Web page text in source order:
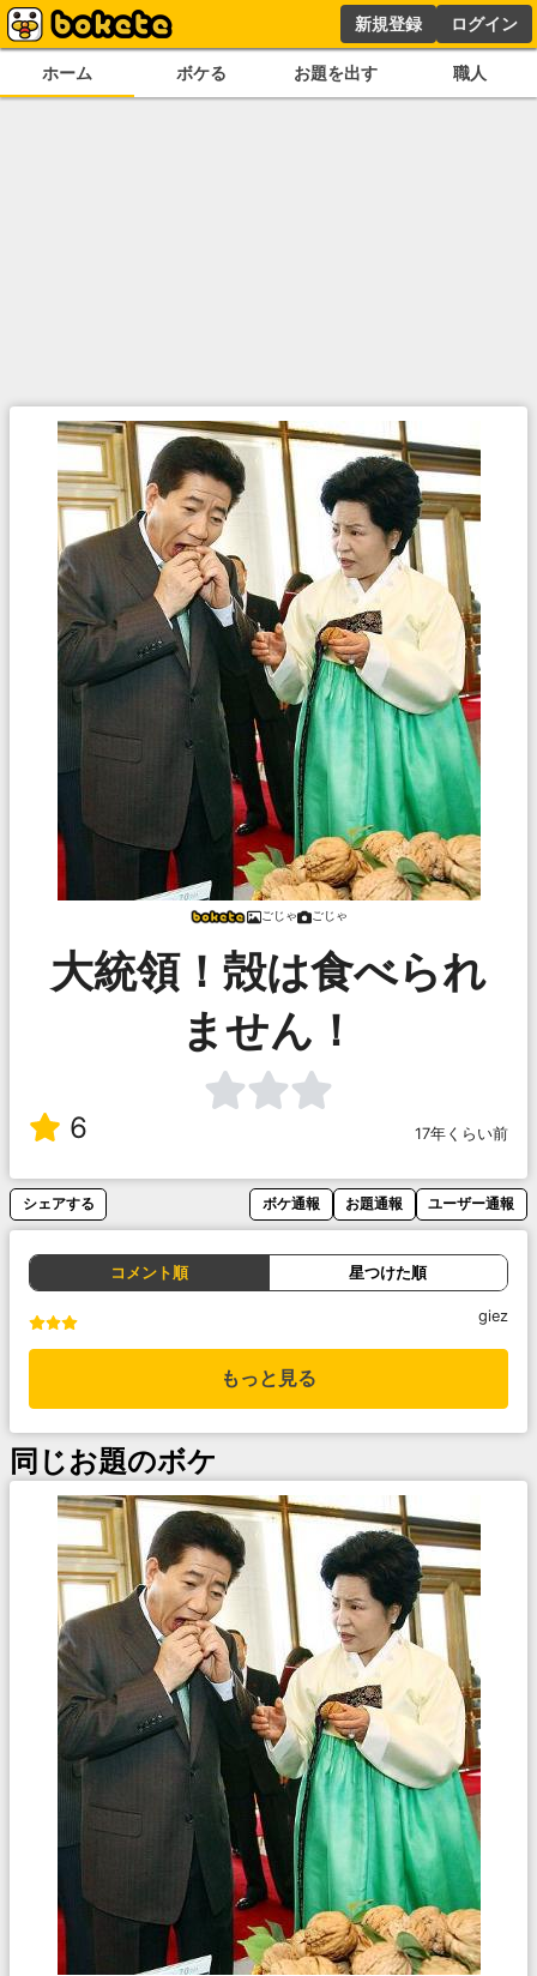
新規登録 ログイン
ホーム ボケる お題を出す 職人
ごじゃ ごじゃ
大統領！殻は食べられ
ません！
6 17年くらい前
シェアする ボケ通報 お題通報 ユーザー通報
コメント順 星つけた順
giez
もっと見る
同じお題のボケ